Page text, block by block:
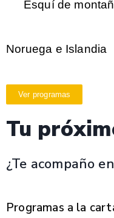
Esquí de
Noruega e Islandia
Ver programas
Tu
¿Te acompaño
Programas a la